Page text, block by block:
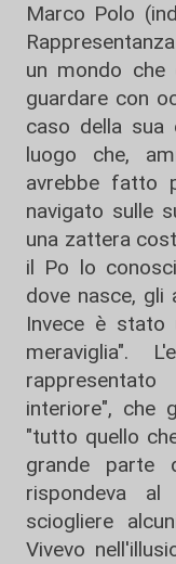
Marco Polo
un mondo
guardare con
caso della sua
luogo che,
avrebbe fatto
navigato sulle
una zattera
il Po lo
dove nasce,
Invece è
meraviglia".
interiore", che
"tutto quello
grande parte
rispondeva
sciogliere
Vivevo